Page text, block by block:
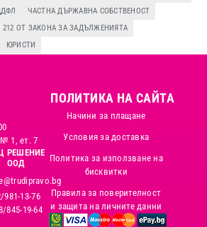
ЧАСТНА ДЪРЖАВНА СОБСТВЕНОСТ
212 ОТ ЗАКОНА ЗА ЗАДЪЛЖЕНИЯТА
ЮРИСТИ
1, ет. 7
РЕШЕНИЕ
ООД
981-13-76
845-19-64
ПОЛИТИКА НА САЙТА
Начини за плащане
Условия за доставка
Политика за използване на
бисквитки
Правила за поверителност
и защита на личните данни